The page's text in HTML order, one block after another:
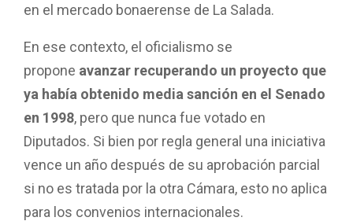
en el mercado bonaerense de La Salada.
En ese contexto, el oficialismo se
propone avanzar recuperando un proyecto que
ya había obtenido media sanción en el Senado
en 1998, pero que nunca fue votado en
Diputados. Si bien por regla general una iniciativa
vence un año después de su aprobación parcial
si no es tratada por la otra Cámara, esto no aplica
para los convenios internacionales.